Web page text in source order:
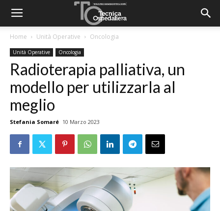
Home Unità Operative Oncologia
Unità Operative Oncologia
Radioterapia palliativa, un
modello per utilizzarla al
meglio
Stefania Somaré 10 Marzo 2023